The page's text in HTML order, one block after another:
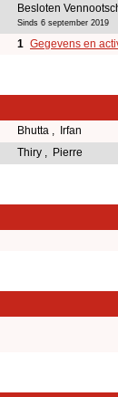
Besloten
Sinds 6 september 2019
1 Gegevens en
Bhutta , Irfan
Thiry , Pierre